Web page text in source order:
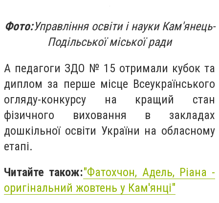
Фото:Управління освіти і науки Кам'янець-
Подільської міської ради
А педагоги ЗДО № 15 отримали кубок та
диплом за перше місце Всеукраїнського
огляду-конкурсу на кращий стан
фізичного виховання в закладах
дошкільної освіти України на обласному
етапі.
Читайте також:"Фатохчон, Адель, Ріана -
оригінальний жовтень у Кам'янці"